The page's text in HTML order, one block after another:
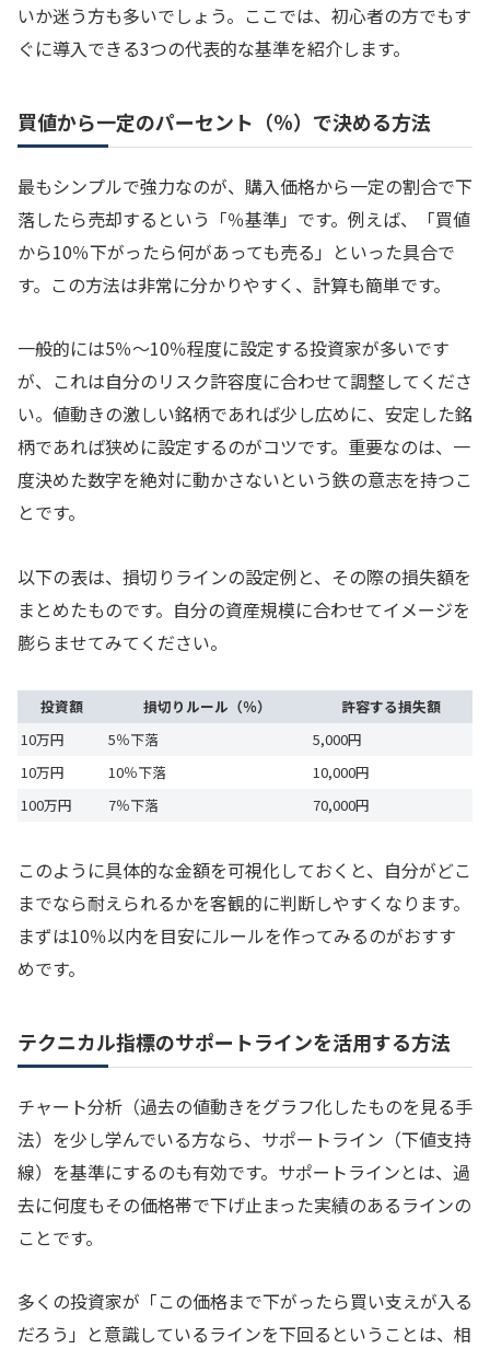
いか迷う方も多いでしょう。ここでは、初心者の方でもす
ぐに導入できる3つの代表的な基準を紹介します。
買値から一定のパーセント（％）で決める方法
最もシンプルで強力なのが、購入価格から一定の割合で下
落したら売却するという「％基準」です。例えば、「買値
から10％下がったら何があっても売る」といった具合で
す。この方法は非常に分かりやすく、計算も簡単です。
一般的には5％〜10％程度に設定する投資家が多いです
が、これは自分のリスク許容度に合わせて調整してくださ
い。値動きの激しい銘柄であれば少し広めに、安定した銘
柄であれば狭めに設定するのがコツです。重要なのは、一
度決めた数字を絶対に動かさないという鉄の意志を持つこ
とです。
以下の表は、損切りラインの設定例と、その際の損失額を
まとめたものです。自分の資産規模に合わせてイメージを
膨らませてみてください。
投資額 損切りルール（％）
許容する損失額
10万円
5％下落
5,000円
10万円
10％下落
10,000円
100万円
7％下落 70,000円
このように具体的な金額を可視化しておくと、自分がどこ
までなら耐えられるかを客観的に判断しやすくなります。
まずは10％以内を目安にルールを作ってみるのがおすす
めです。
テクニカル指標のサポートラインを活用する方法
チャート分析（過去の値動きをグラフ化したものを見る手
法）を少し学んでいる方なら、サポートライン（下値支持
線）を基準にするのも有効です。サポートラインとは、過
去に何度もその価格帯で下げ止まった実績のあるラインの
ことです。
多くの投資家が「この価格まで下がったら買い支えが入る
だろう」と意識しているラインを下回るということは、相